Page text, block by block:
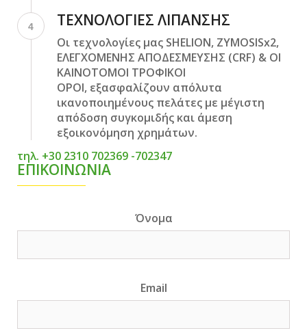
4 ΤΕΧΝΟΛΟΓΙΕΣ ΛΙΠΑΝΣΗΣ
Οι τεχνολογίες μας SHELION, ZYMOSISx2,
ΕΛΕΓΧΟΜΕΝΗΣ ΑΠΟΔΕΣΜΕΥΣΗΣ (CRF) & ΟΙ
ΚΑΙΝΟΤΟΜΟΙ ΤΡΟΦΙΚΟΙ
ΟΡΟΙ, εξασφαλίζουν απόλυτα
ικανοποιημένους πελάτες με μέγιστη
απόδοση συγκομιδής και άμεση
εξοικονόμηση χρημάτων.
τηλ. +30 2310 702369 -702347
ΕΠΙΚΟΙΝΩΝΙΑ
Όνομα
Email